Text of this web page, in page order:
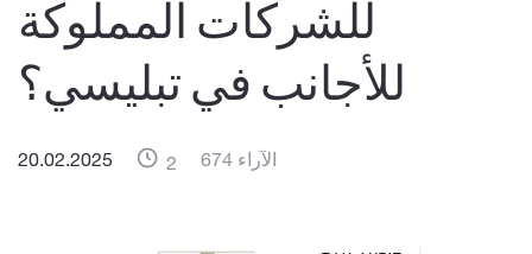
للشركات المملوكة
للأجانب في تبليسي؟
20.02.2025 2 674 الآراء